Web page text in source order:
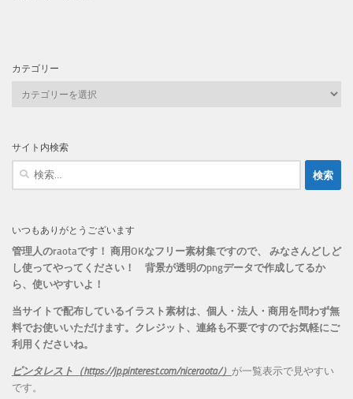
カテゴリー
ー
サイト内検索
検
いつもありがとうございます
管理人のraotaです！ 商用OKなフリー素材集ですので、 みなさんどしど
し使ってやってください！ 背景が透明のpngデータで作成してるか
ら、 使いやすいよ！
当サイトで配布しているイラスト素材は、個人・法人・商用を問わず無
料でお使いいただけます。 クレジット、連絡も不要ですのでお気軽にご
利用くださいね。
ピンタレスト（https://jp.pinterest.com/niceraota/） が一覧表示で見やすい
です。